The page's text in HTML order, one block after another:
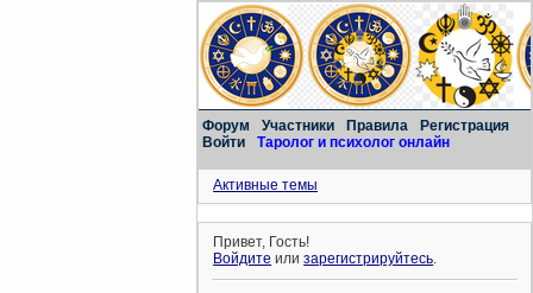
Форум Участники Правила
Регистрация
Войти
Таролог и психолог онлайн
Активные темы
Привет, Гость!
Войдите илизарегистрируйтесь.